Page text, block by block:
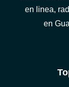
en linea,
en